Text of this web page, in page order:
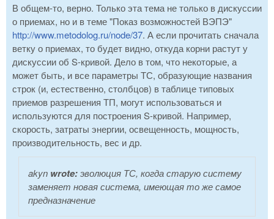
В общем-то, верно. Только эта тема не только в дискуссии
о приемах, но и в теме "Показ возможностей ВЭПЭ"
http://www.metodolog.ru/node/37. А если прочитать сначала
ветку о приемах, то будет видно, откуда корни растут у
дискуссии об S-кривой. Дело в том, что некоторые, а
может быть, и все параметры ТС, образующие названия
строк (и, естественно, столбцов) в таблице типовых
приемов разрешения ТП, могут использоваться и
используются для построения S-кривой. Например,
скорость, затраты энергии, освещенность, мощность,
производительность, вес и др.
akyn wrote:эволюция ТС, когда старую систему
заменяет новая система, имеющая то же самое
предназначение